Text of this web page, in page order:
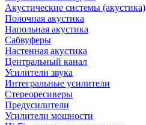
Акустические системы (акустика)
Полочная акустика
Напольная акустика
Сабвуферы
Настенная акустика
Центральный канал
Усилители звука
Интегральные усилители
Стереоресиверы
Предусилители
Усилители мощности